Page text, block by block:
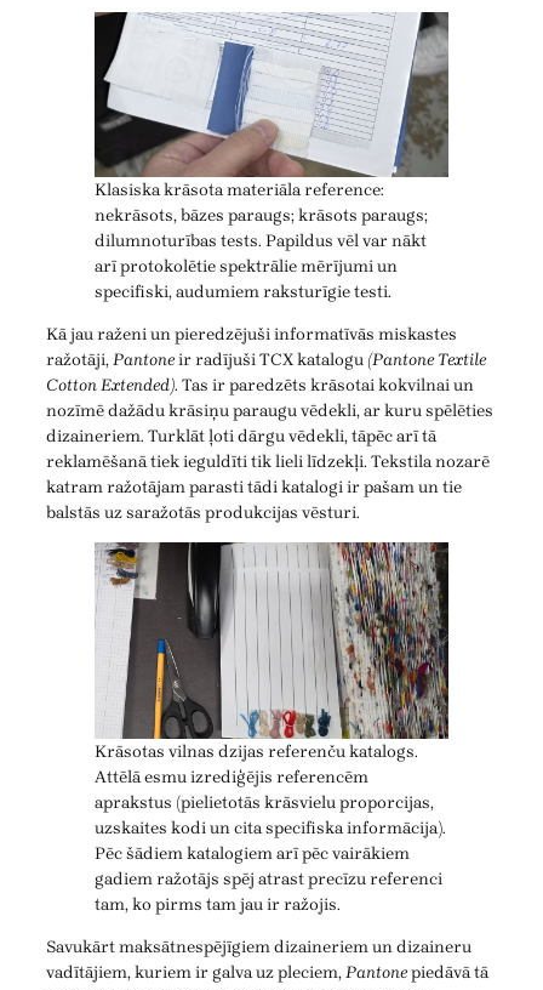
Klasiska krāsota materiāla reference:
nekrāsots, bāzes paraugs; krāsots paraugs;
dilumnoturības tests. Papildus vēl var nākt
arī protokolētie spektrālie mērījumi un
specifiski, audumiem raksturīgie testi.
Kā jau raženi un pieredzējuši informatīvās miskastes
ražotāji,Pantoneir radījuši TCX katalogu (Pantone Textile
Cotton Extended). Tas ir paredzēts krāsotai kokvilnai un
nozīmē dažādu krāsiņu paraugu vēdekli, ar kuru spēlēties
dizaineriem. Turklāt ļoti dārgu vēdekli, tāpēc arī tā
reklamēšanā tiek ieguldīti tik lieli līdzekļi. Tekstila nozarē
katram ražotājam parasti tādi katalogi ir pašam un tie
balstās uz saražotās produkcijas vēsturi.
Krāsotas vilnas dzijas referenču katalogs.
Attēlā esmu izrediģējis referencēm
aprakstus (pielietotās krāsvielu proporcijas,
uzskaites kodi un cita specifiska informācija).
Pēc šādiem katalogiem arī pēc vairākiem
gadiem ražotājs spēj atrast precīzu referenci
tam, ko pirms tam jau ir ražojis.
Savukārt maksātnespējīgiem dizaineriem un dizaineru
vadītājiem, kuriem ir galva uz pleciem,Pantonepiedāvā tā